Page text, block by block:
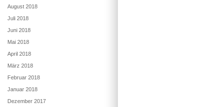
August 2018
Juli 2018
Juni 2018
Mai 2018
April 2018
März 2018
Februar 2018
Januar 2018
Dezember 2017